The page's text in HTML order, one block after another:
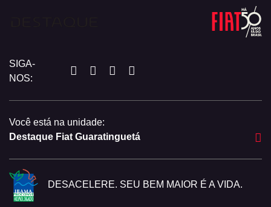
SIGA-
NOS:
Você está na unidade:
Destaque Fiat Guaratinguetá
DESACELERE. SEU BEM MAIOR É A VIDA.